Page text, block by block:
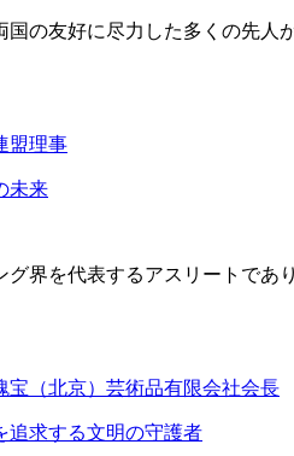
国の友好に尽力した多くの先
盟理事
未来
界を代表するアスリートであ
（北京）芸術品有限会社会長
求する文明の守護者